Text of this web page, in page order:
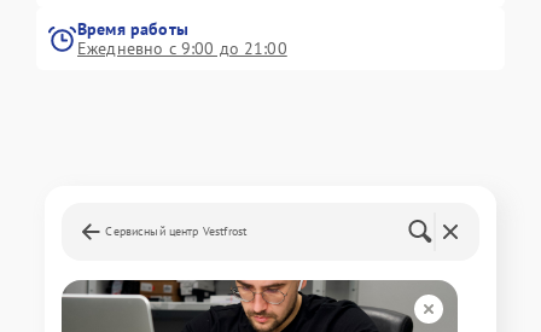
Время работы
Ежедневно с 9:00 до 21:00
Сервисный центр Vestfrost